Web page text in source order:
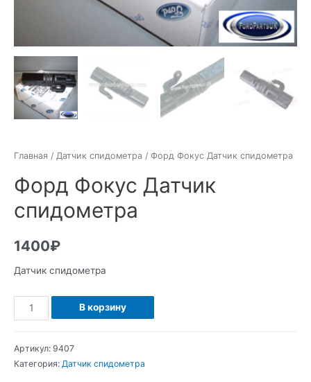
Главная / Датчик спидометра / Форд Фокус Датчик спидометра
Форд Фокус Датчик
спидометра
1400₽
Датчик спидометра
Количество
Форд
Датчик
В корзину
Артикул: 9407
Категория: Датчик спидометра